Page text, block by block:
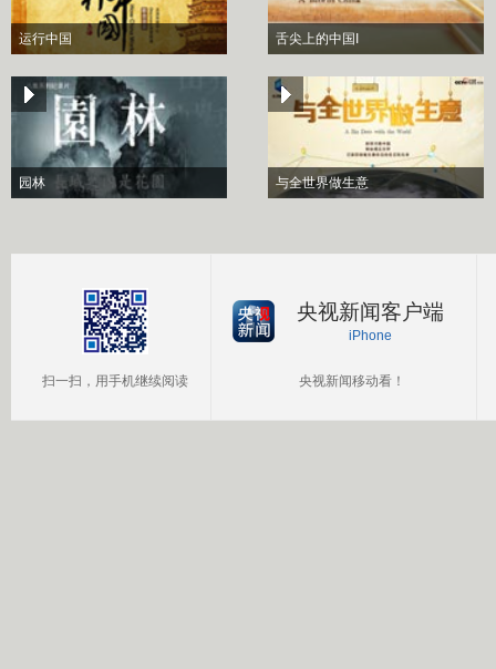
运行中国 舌尖上的中国I
园林 与全世界做生意
扫一扫，用手机继续阅读
央视新闻客户端
iPhone
央视新闻移动看！